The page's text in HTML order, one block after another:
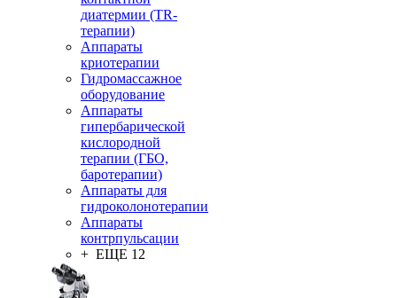
диатермии (TR-
терапии)
Аппараты
криотерапии
Гидромассажное
оборудование
Аппараты
гипербарической
кислородной
терапии (ГБО,
баротерапии)
Аппараты для
гидроколонотерапии
Аппараты
контрпульсации
+ ЕЩЕ 12